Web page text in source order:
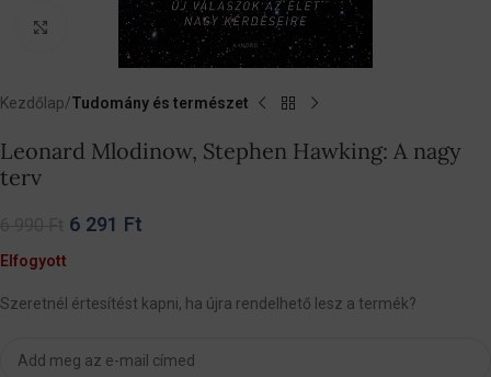
Nagyítás
Kezdőlap Tudomány és természet
Leonard Mlodinow, Stephen Hawking: A nagy
terv
6 291 Ft
Elfogyott
Szeretnél értesítést kapni, ha újra rendelhető lesz a termék?